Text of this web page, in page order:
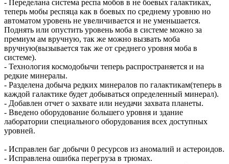
- Переделана система респа мобов в не боевых галактиках,
теперь мобы респяца как в боевых по среднему уровню но
автоматом уровень не увеличивается и не уменьшается.
Поднять или опустить уровень моба в системе можно за
премиум ам вручную, так же можно вызвать моба
вручную(вызывается так же от среднего уровня моба в
системе).
- Технология космодобычи теперь распространяется и на
редкие минералы.
- Разделена добыча редких минералов по галактикам(теперь в
каждой галактике будет добываться определенный минерал).
- Добавлен отчет о захвате или неудачи захвата планеты.
- Введено оборудование большего уровня и здание
лаборатории специального оборудования всех доступных
уровней.
- Исправлен баг добычи 0 ресурсов из аномалий и астероидов.
- Исправлена ошибка перегруза в трюмах.